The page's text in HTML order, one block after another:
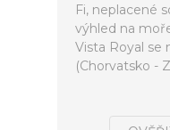
Fi, neplacené
výhled na
Vista Royal se
(Chorvatsko -